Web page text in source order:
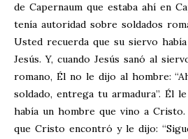
de Capernaum que estaba ahí en
tenía autoridad sobre soldados
Usted recuerda que su siervo
Jesús. Y, cuando Jesús sanó al
romano, Él no le dijo al hombre:
soldado, entrega tu armadura”. Él le
había un hombre que vino a
que Cristo encontró y le dijo: